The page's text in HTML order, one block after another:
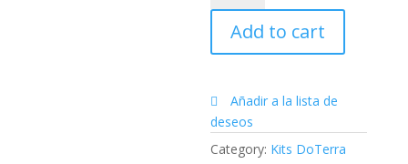
con
LLV
vegano
Add to cart
Añadir a la lista de
deseos
Category: Kits DoTerra